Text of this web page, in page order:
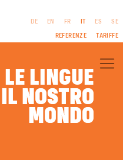
LE LINGUE
NOSTRO
MONDO
NOSTRO
MONDO
DE EN FR IT ES
SE
REFERENZE
TARIFFE